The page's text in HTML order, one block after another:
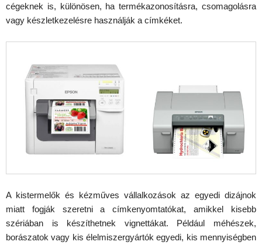
cégeknek is, különösen, ha termékazonosításra, csomagolásra
vagy készletkezelésre használják a címkéket.
A kistermelők és kézműves vállalkozások az egyedi dizájnok
miatt fogják szeretni a címkenyomtatókat, amikkel kisebb
szériában is készíthetnek vignettákat. Például méhészek,
borászatok vagy kis élelmiszergyártók egyedi, kis mennyiségben